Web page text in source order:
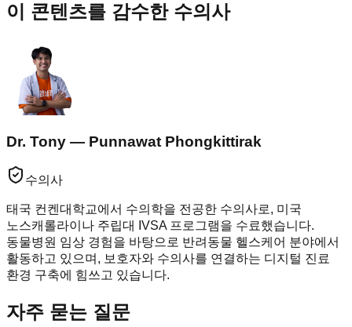
이 콘텐츠를 감수한 수의사
Dr. Tony — Punnawat Phongkittirak
수의사
태국 컨켄대학교에서 수의학을 전공한 수의사로, 미국
노스캐롤라이나 주립대 IVSA 프로그램을 수료했습니다.
동물병원 임상 경험을 바탕으로 반려동물 헬스케어 분야에서
활동하고 있으며, 보호자와 수의사를 연결하는 디지털 진료
환경 구축에 힘쓰고 있습니다.
자주 묻는 질문